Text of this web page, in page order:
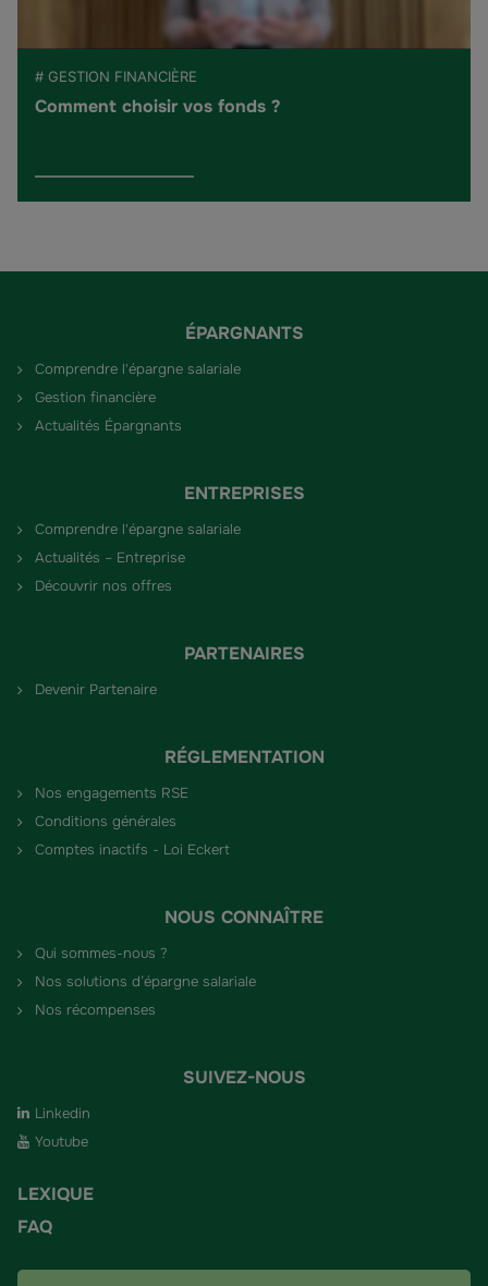
# GESTION FINANCIÈRE
Comment choisir vos fonds ?
ÉPARGNANTS
Comprendre l'épargne salariale
Gestion financière
Actualités Épargnants
ENTREPRISES
Comprendre l'épargne salariale
Actualités – Entreprise
Découvrir nos offres
PARTENAIRES
Devenir Partenaire
RÉGLEMENTATION
Nos engagements RSE
Conditions générales
Comptes inactifs - Loi Eckert
NOUS CONNAÎTRE
Qui sommes-nous ?
Nos solutions d’épargne salariale
Nos récompenses
SUIVEZ-NOUS
Linkedin
Youtube
LEXIQUE
FAQ